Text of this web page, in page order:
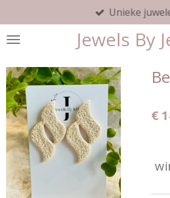
direct
naar
hoofdinhoud
Jewels By
Unieke
€